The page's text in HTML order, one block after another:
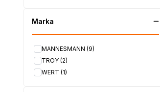
Marka
MANNESMANN (9)
TROY (2)
WERT (1)